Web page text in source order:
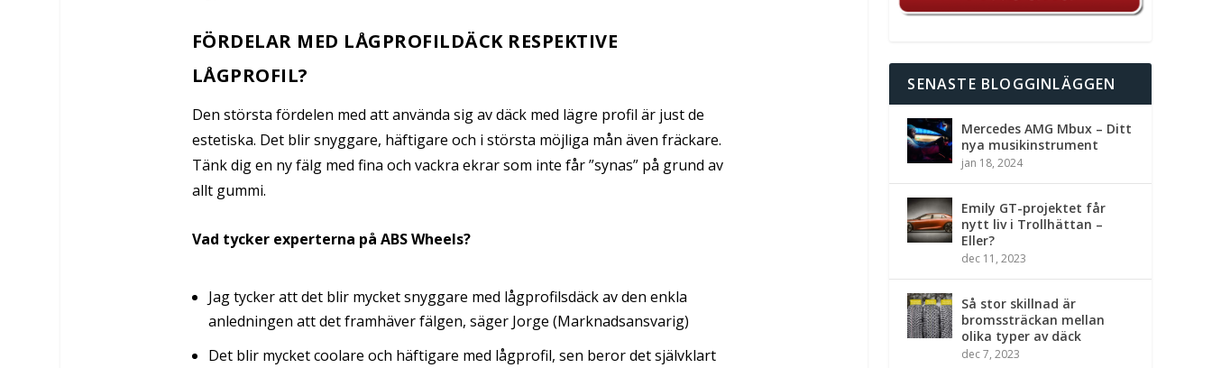
FÖRDELAR MED LÅGPROFILDÄCK RESPEKTIVE
LÅGPROFIL?
Den största fördelen med att använda sig av däck med lägre profil är just de
estetiska. Det blir snyggare, häftigare och i största möjliga mån även fräckare.
Tänk dig en ny fälg med fina och vackra ekrar som inte får ”synas” på grund av
allt gummi.
Vad tycker experterna på ABS Wheels?
Jag tycker att det blir mycket snyggare med lågprofilsdäck av den enkla
anledningen att det framhäver fälgen, säger Jorge (Marknadsansvarig)
Det blir mycket coolare och häftigare med lågprofil, sen beror det självklart
SENASTE BLOGGINLÄGGEN
Mercedes AMG Mbux – Ditt
nya musikinstrument
jan 18, 2024
Emily GT-projektet får
nytt liv i Trollhättan –
Eller?
dec 11, 2023
Så stor skillnad är
bromssträckan mellan
olika typer av däck
dec 7, 2023